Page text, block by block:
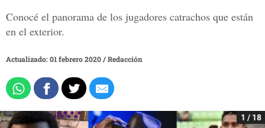
Conocé el panorama de los jugadores catrachos que están
en el exterior.
Actualizado: 01 febrero 2020/Redacción
1 / 18